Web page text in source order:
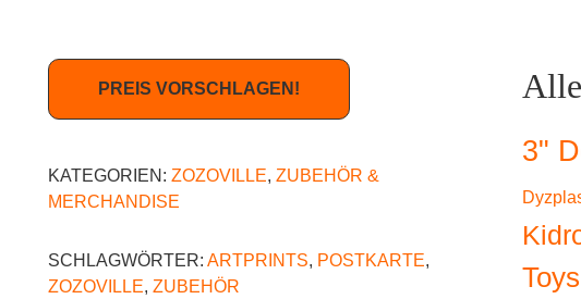
PREIS VORSCHLAGEN!
KATEGORIEN: ZOZOVILLE, ZUBEHÖR &
MERCHANDISE
SCHLAGWÖRTER: ARTPRINTS, POSTKARTE,
ZOZOVILLE, ZUBEHÖR
3"
Toys